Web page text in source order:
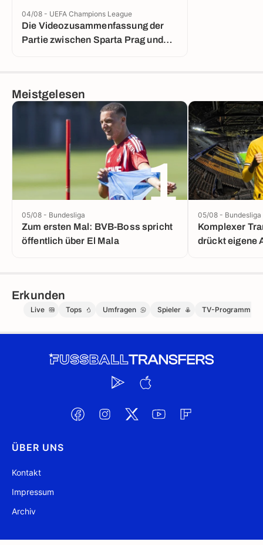
Die Videozusammenfassung der
Partie zwischen Sparta Prag und
04/08 - UEFA Champions League
Meistgelesen
1
Zum ersten Mal: BVB-Boss spricht
öffentlich über El Mala
05/08 - Bundesliga
Komplexer
drückt eigene
05/08 - Bundesliga
Erkunden
Live Tops Umfragen Spieler TV-Programm
ÜBER UNS
Kontakt
Impressum
Archiv